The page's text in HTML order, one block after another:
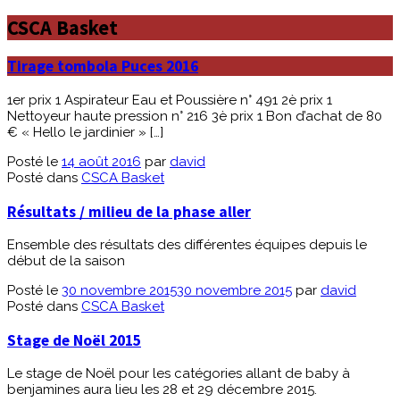
CSCA Basket
Tirage tombola Puces 2016
1er prix 1 Aspirateur Eau et Poussière n° 491 2è prix 1
Nettoyeur haute pression n° 216 3è prix 1 Bon d’achat de 80
€ « Hello le jardinier » […]
Posté le 14 août 2016 par david
Posté dans CSCA Basket
Résultats / milieu de la phase aller
Ensemble des résultats des différentes équipes depuis le
début de la saison
Posté le 30 novembre 201530 novembre 2015 par david
Posté dans CSCA Basket
Stage de Noël 2015
Le stage de Noël pour les catégories allant de baby à
benjamines aura lieu les 28 et 29 décembre 2015.